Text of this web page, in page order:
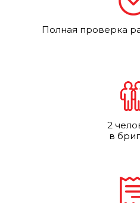
Полная проверка
2
в